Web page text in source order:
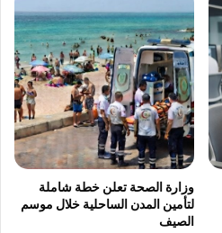
وزارة الصحة تعلن خطة شاملة
لتأمين المدن الساحلية خلال موسم
الصيف